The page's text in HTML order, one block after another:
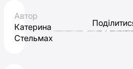
Автор
Катерина
Стельмах